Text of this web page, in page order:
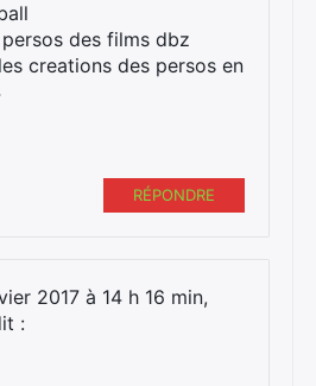
des films dbz
creations des persos en
RÉPONDRE
2017 à 14 h 16 min,
: